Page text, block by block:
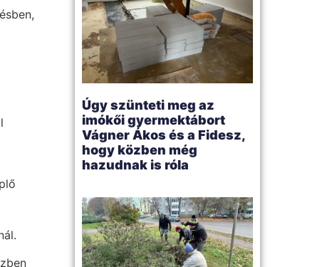
Úgy szünteti meg az
imókői gyermektábort
Vágner Ákos és a Fidesz,
hogy közben még
hazudnak is róla